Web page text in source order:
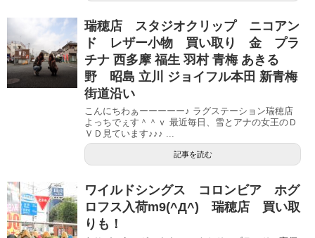
瑞穂店 スタジオクリップ ニコアン
ド レザー小物 買い取り 金 プラ
チナ 西多摩 福生 羽村 青梅 あきる
野 昭島 立川 ジョイフル本田 新青梅
街道沿い
こんにちわぁーーーーー♪ ラグステーション瑞穂店
よっちでぇす＾＾ｖ 最近毎日、雪とアナの女王のＤ
ＶＤ見ています♪♪♪ ...
記事を読む
ワイルドシングス コロンビア ホグ
ロフス入荷m9(^Д^) 瑞穂店 買い取
りも！